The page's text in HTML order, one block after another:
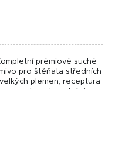
prémiové suché
pro štěňata středních
plemen, receptura